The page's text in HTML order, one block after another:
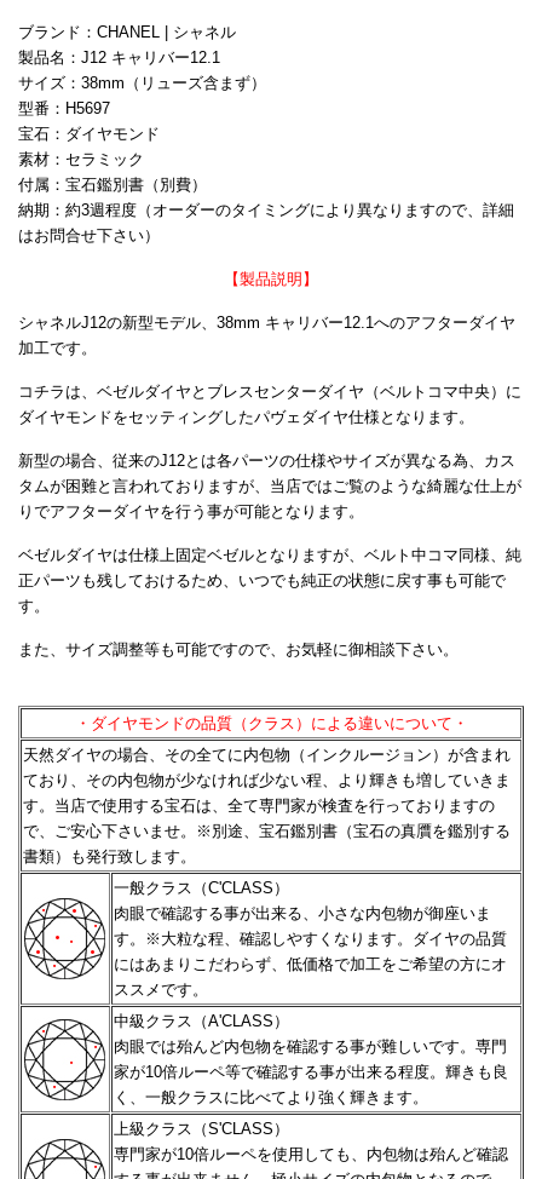
ブランド：CHANEL | シャネル
製品名：J12 キャリバー12.1
サイズ：38mm（リューズ含まず）
型番：H5697
宝石：ダイヤモンド
素材：セラミック
付属：宝石鑑別書（別費）
納期：約3週程度（オーダーのタイミングにより異なりますので、詳細
はお問合せ下さい）
【製品説明】
シャネルJ12の新型モデル、38mm キャリバー12.1へのアフターダイヤ
加工です。
コチラは、ベゼルダイヤとブレスセンターダイヤ（ベルトコマ中央）に
ダイヤモンドをセッティングしたパヴェダイヤ仕様となります。
新型の場合、従来のJ12とは各パーツの仕様やサイズが異なる為、カス
タムが困難と言われておりますが、当店ではご覧のような綺麗な仕上が
りでアフターダイヤを行う事が可能となります。
ベゼルダイヤは仕様上固定ベゼルとなりますが、ベルト中コマ同様、純
正パーツも残しておけるため、いつでも純正の状態に戻す事も可能で
す。
また、サイズ調整等も可能ですので、お気軽に御相談下さい。
・ダイヤモンドの品質（クラス）による違いについて・
天然ダイヤの場合、その全てに内包物（インクルージョン）が含まれ
ており、その内包物が少なければ少ない程、 より輝きも増していきま
す。当店で使用する宝石は、全て専門家が検査を行っておりますの
で、ご安心下さいませ。
※別途、宝石鑑別書（宝石の真贋を鑑別する
書類）も発行致します。
一般クラス（C'CLASS）
肉眼で確認する事が出来る、小さな内包物が御座いま
す。※大粒な程、確認しやすくなります。 ダイヤの品質
にはあまりこだわらず、低価格で加工をご希望の方にオ
ススメです。
中級クラス（A'CLASS）
肉眼では殆んど内包物を確認する事が難しいです。専門
家が10倍ルーペ等で確認する事が出来る程度。 輝きも良
く、一般クラスに比べてより強く輝きます。
上級クラス（S'CLASS）
専門家が10倍ルーペを使用しても、内包物は殆んど確認